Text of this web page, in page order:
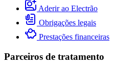
Aderir ao Electrão
Obrigações legais
Prestações financeiras
Parceiros de tratamento